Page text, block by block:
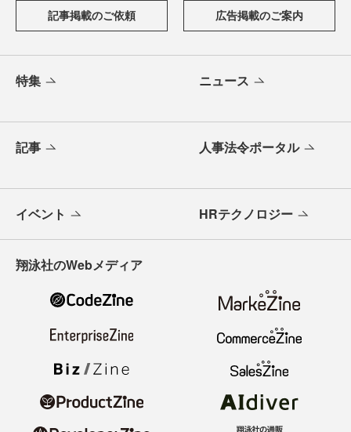
記事掲載のご依頼 広告掲載のご案内
特集 ニュース
記事 人事法令ポータル
イベント HRテクノロジー
翔泳社のWebメディア